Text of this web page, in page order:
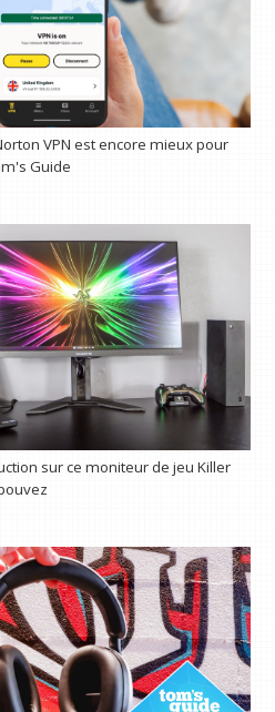
VPN est encore mieux pour
Guide
sur ce moniteur de jeu Killer